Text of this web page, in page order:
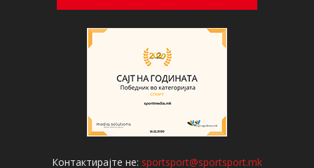
Контактирајте не: sportsport@sportsport.mk